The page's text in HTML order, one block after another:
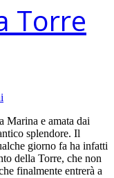
Torre
Marina e amata dai
splendore. Il
giorno fa ha infatti
della Torre, che non
finalmente entrerà a